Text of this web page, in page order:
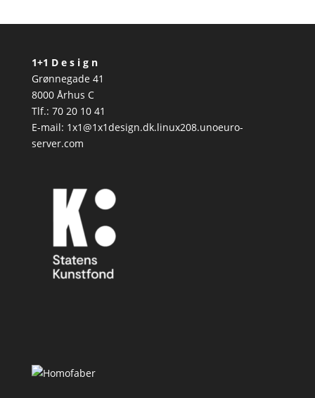
1+1 D e s i g n
Grønnegade 41
8000 Århus C
Tlf.: 70 20 10 41
E-mail: 1x1@1x1design.dk.linux208.unoeuro-
server.com